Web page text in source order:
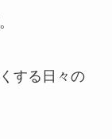
する日々の